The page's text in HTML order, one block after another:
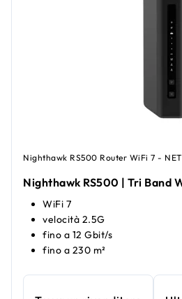
Nighthawk RS500 Router WiFi 7 -
Nighthawk RS500 | Tri Band
WiFi 7
velocità 2.5G
fino a 12 Gbit/s
fino a 230 m²